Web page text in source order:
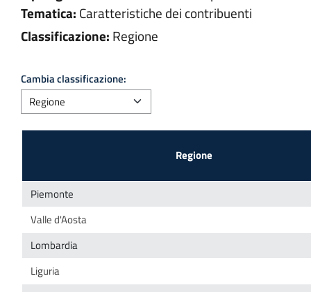
Tematica: Caratteristiche dei contribuenti
Classificazione: Regione
Cambia classificazione: